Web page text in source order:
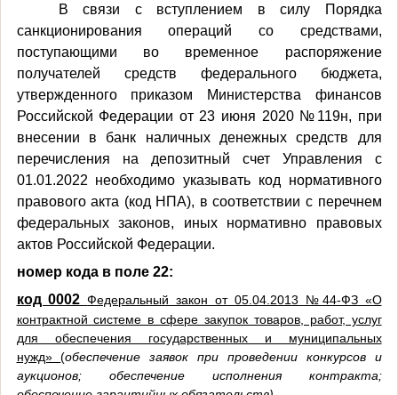
В связи с вступлением в силу Порядка
санкционирования операций со средствами,
поступающими во временное распоряжение
получателей средств федерального бюджета,
утвержденного приказом Министерства финансов
Российской Федерации от 23 июня 2020 №119н, при
внесении в банк наличных денежных средств для
перечисления на депозитный счет Управления с
01.01.2022 необходимо указывать код нормативного
правового акта (код НПА), в соответствии с перечнем
федеральных законов, иных нормативно правовых
актов Российской Федерации.
номер кода в поле 22:
код 0002Федеральный закон от 05.04.2013 №44-ФЗ «О
контрактной системе в сфере закупок товаров, работ, услуг
для обеспечения государственных и муниципальных
нужд»(обеспечение заявок при проведении конкурсов и
аукционов; обеспечение исполнения контракта;